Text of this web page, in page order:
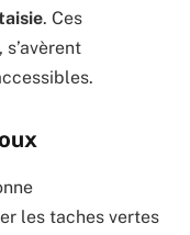
. Ces
les taches vertes